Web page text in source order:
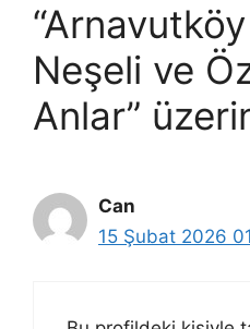
Neşeli ve
Anlar”
Can
15 Şubat 2026